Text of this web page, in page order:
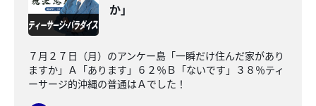
か」
７月２７日（月）のアンケー島「一瞬だけ住んだ家があり
ますか」Ａ「あります」６２％Ｂ「ないです」３８％ティ
ーサージ的沖縄の普通はＡでした！